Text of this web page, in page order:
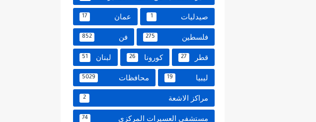
صيدليات 1 عمان 17
فلسطين 275 فن 852
قطر 27 كورونا 26 لبنان 51
ليبيا 19 محافظات 5029
مراكز الاشعة 2
مستشفى العسيرات المركزى 74